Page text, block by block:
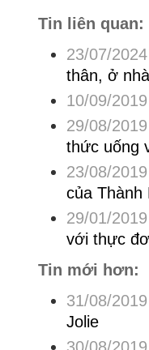
Tin liên quan:
23/07/
thân, ở
10/09/
29/08/
thức uống
23/08/
của Thành
29/01/
với thực
Tin mới hơn:
31/08/
Jolie